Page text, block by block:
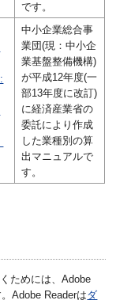
です。
中小企業総合事
業団(現：中小企
業基盤整備機構)
が平成12年度(一
部13年度に改訂)
に経済産業省の
委託により作成
した業種別の算
出マニュアルで
す。
ためには、Adobe
Adobe Readerはダ